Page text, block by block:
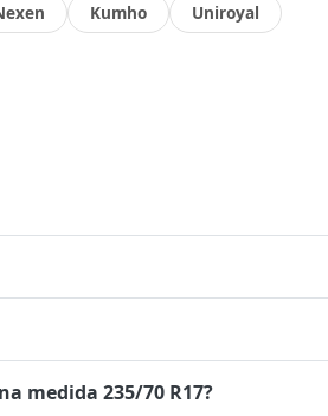
Kumho Uniroyal
medida 235/70 R17?